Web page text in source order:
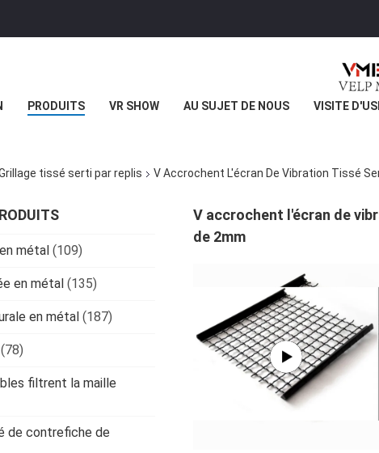
PRODUITS VR SHOW AU SUJET DE NOUS VISITE
tissé serti par replis V Accrochent L'écran De Vibration Tissé
métal (109)
en métal (135)
en métal (187)
(78)
filtrent la maille
de contrefiche de
V accrochent l'écran de
de 2mm